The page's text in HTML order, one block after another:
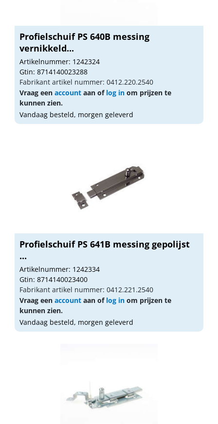
Profielschuif PS 640B messing
vernikkeld...
Artikelnummer: 1242324
Gtin: 8714140023288
Fabrikant artikel nummer: 0412.220.2540
Vraag een account aan of log in om prijzen te
kunnen zien.
Vandaag besteld, morgen geleverd
Profielschuif PS 641B messing gepolijst
...
Artikelnummer: 1242334
Gtin: 8714140023400
Fabrikant artikel nummer: 0412.221.2540
Vraag een account aan of log in om prijzen te
kunnen zien.
Vandaag besteld, morgen geleverd